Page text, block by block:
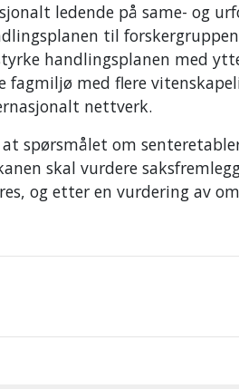
ledende på same- og
til
handlingsplanen med
fagmiljø med flere
nettverk.
spørsmålet om
skal vurdere
og etter en vurdering av